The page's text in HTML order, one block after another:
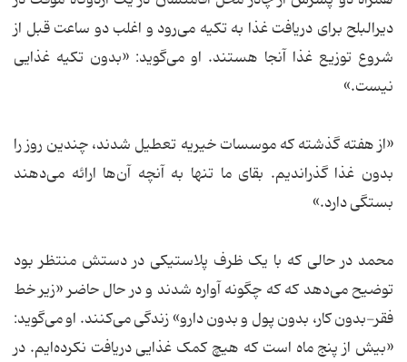
دیرالبلح برای دریافت غذا به تکیه می‌رود و اغلب دو ساعت قبل از
شروع توزیع غذا آنجا هستند. او می‌گوید: «بدون تکیه غذایی
نیست.»
«‌از هفته گذشته که موسسات خیریه تعطیل شدند، چندین روز را
بدون غذا گذراندیم. بقای ما تنها به آنچه آن‌ها ارائه می‌دهند
بستگی دارد.»
محمد در حالی که با یک ظرف پلاستیکی در دستش منتظر بود
توضیح می‌دهد که که چگونه آواره شدند و در حال حاضر «زیر خط
فقر-بدون کار، بدون پول و بدون دارو» زندگی می‌کنند. او می‌گوید:
«بیش از پنج ماه است که هیچ کمک غذایی دریافت نکرده‌ایم. در